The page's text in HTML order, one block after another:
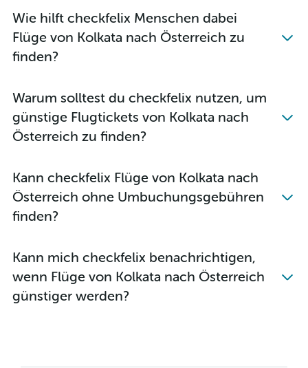
Wie hilft checkfelix Menschen dabei
Flüge von Kolkata nach Österreich zu
finden?
Warum solltest du checkfelix nutzen, um
günstige Flugtickets von Kolkata nach
Österreich zu finden?
Kann checkfelix Flüge von Kolkata nach
Österreich ohne Umbuchungsgebühren
finden?
Kann mich checkfelix benachrichtigen,
wenn Flüge von Kolkata nach Österreich
günstiger werden?